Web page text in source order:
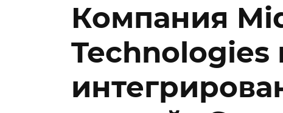
Компания
Technologies